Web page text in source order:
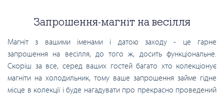
Запрошення-магніт на весілля
Магніт з вашими іменами і датою заходу - це гарне
запрошення на весілля, до того ж, досить функціональне.
Скоріш за все, серед ваших гостей багато хто колекціонує
магніти на холодильник, тому ваше запрошення займе гідне
місце в колекції і буде нагадувати про прекрасно проведений